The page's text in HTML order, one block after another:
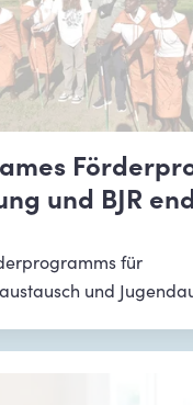
und BJR
für
und